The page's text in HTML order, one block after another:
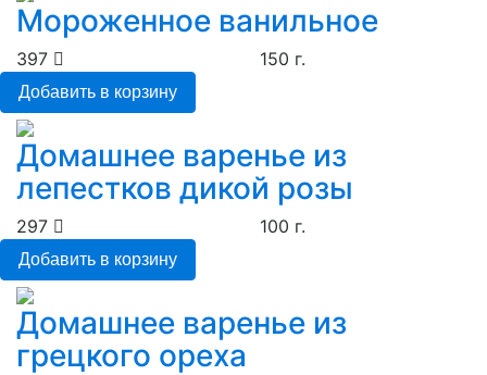
Мороженное ванильное
397 150 г.
Добавить в корзину
Домашнее варенье из
лепестков дикой розы
297 100 г.
Добавить в корзину
Домашнее варенье из
грецкого ореха